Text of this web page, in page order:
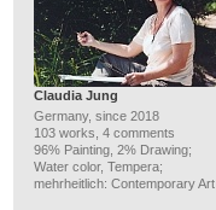
Claudia Jung
Germany, since 2018
103 works, 4 comments
96% Painting, 2% Drawing;
Water color, Tempera;
mehrheitlich: Contemporary Art